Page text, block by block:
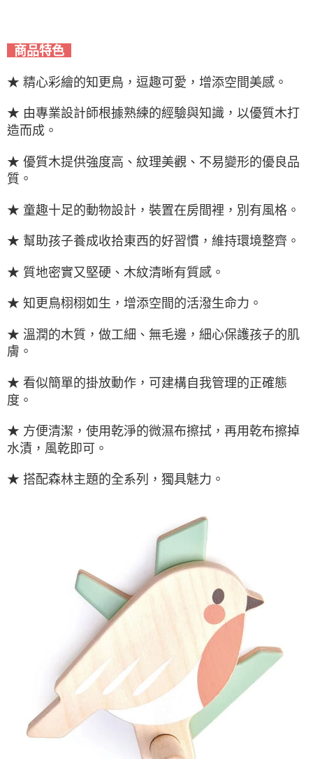
商品特色
★ 精心彩繪的知更鳥，逗趣可愛，增添空間美感。
★ 由專業設計師根據熟練的經驗與知識，以優質木打
造而成。
★ 優質木提供強度高、紋理美觀、不易變形的優良品
質。
★ 童趣十足的動物設計，裝置在房間裡，別有風格。
★ 幫助孩子養成收拾東西的好習慣，維持環境整齊。
★ 質地密實又堅硬、木紋清晰有質感。
★ 知更鳥栩栩如生，增添空間的活潑生命力。
★ 溫潤的木質，做工細、無毛邊，細心保護孩子的肌
膚。
★ 看似簡單的掛放動作，可建構自我管理的正確態
度。
★ 方便清潔，使用乾淨的微濕布擦拭，再用乾布擦掉
水漬，風乾即可。
★ 搭配森林主題的全系列，獨具魅力。